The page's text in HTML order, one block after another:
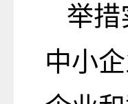
举措
中小